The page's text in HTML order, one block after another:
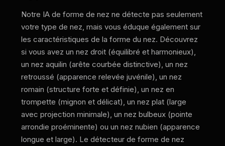
Notre IA de forme de nez ne détecte pas seulement
votre type de nez, mais vous éduque également sur
les caractéristiques de la forme du nez. Découvrez
si vous avez un nez droit (équilibré et harmonieux),
un nez aquilin (arête courbée distinctive), un nez
retroussé (apparence relevée juvénile), un nez
romain (structure forte et définie), un nez en
trompette (mignon et délicat), un nez plat (large
avec projection minimale), un nez bulbeux (pointe
arrondie proéminente) ou un nez nubien (apparence
longue et large). Le détecteur de forme de nez